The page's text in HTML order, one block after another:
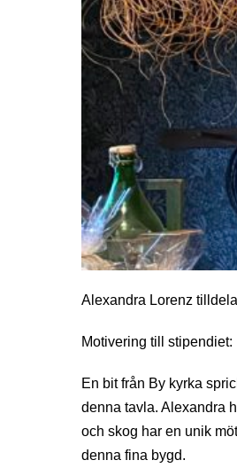
Alexandra Lorenz
Motivering till stipendiet:
En bit från By kyrka
denna tavla. Alexandra
och skog har en unik
denna fina bygd.